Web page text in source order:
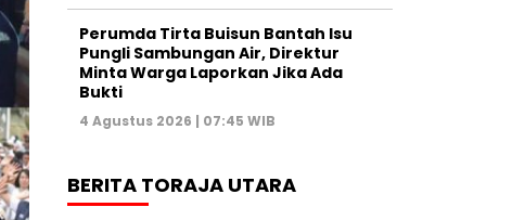
Perumda Tirta Buisun Bantah Isu
Pungli Sambungan Air, Direktur
Minta Warga Laporkan Jika Ada
Bukti
4 Agustus 2026 | 07:45 WIB
BERITA TORAJA UTARA